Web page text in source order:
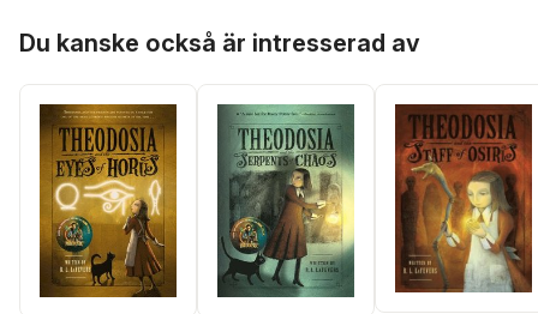
Du kanske också är intresserad av